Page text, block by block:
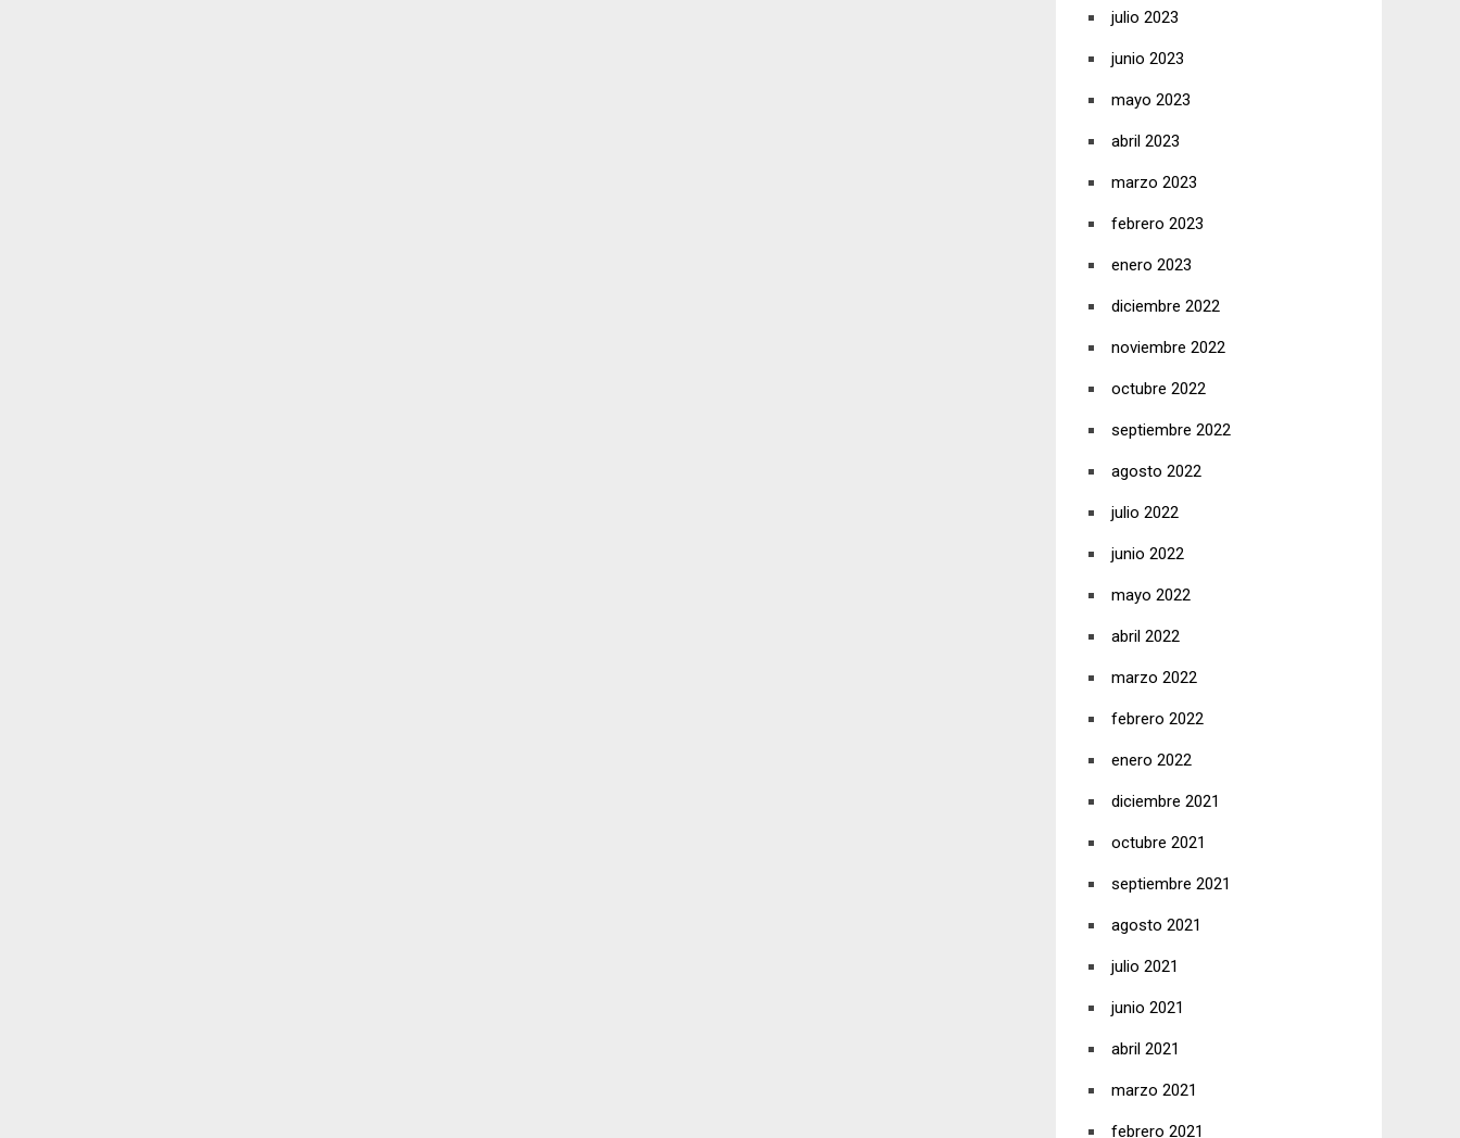
julio 2023
junio 2023
mayo 2023
abril 2023
marzo 2023
febrero 2023
enero 2023
diciembre 2022
noviembre 2022
octubre 2022
septiembre 2022
agosto 2022
julio 2022
junio 2022
mayo 2022
abril 2022
marzo 2022
febrero 2022
enero 2022
diciembre 2021
octubre 2021
septiembre 2021
agosto 2021
julio 2021
junio 2021
abril 2021
marzo 2021
febrero 2021